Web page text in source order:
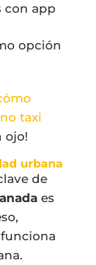
con app
opción
taxi
ojo!
urbana
de
es